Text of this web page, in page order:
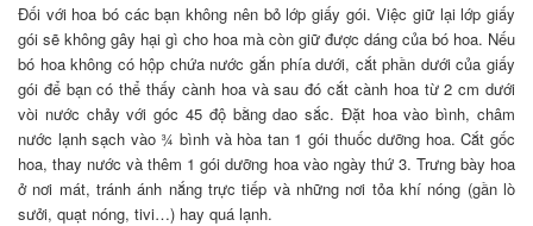
Đối với hoa bó các bạn không nên bỏ lớp giấy gói. Việc giữ lại lớp giấy
gói sẽ không gây hại gì cho hoa mà còn giữ được dáng của bó hoa. Nếu
bó hoa không có hộp chứa nước gắn phía dưới, cắt phần dưới của giấy
gói để bạn có thể thấy cành hoa và sau đó cắt cành hoa từ 2 cm dưới
vòi nước chảy với góc 45 độ bằng dao sắc. Đặt hoa vào bình, châm
nước lạnh sạch vào ¾ bình và hòa tan 1 gói thuốc dưỡng hoa. Cắt gốc
hoa, thay nước và thêm 1 gói dưỡng hoa vào ngày thứ 3. Trưng bày hoa
ở nơi mát, tránh ánh nắng trực tiếp và những nơi tỏa khí nóng (gần lò
sưởi, quạt nóng, tivi…) hay quá lạnh.